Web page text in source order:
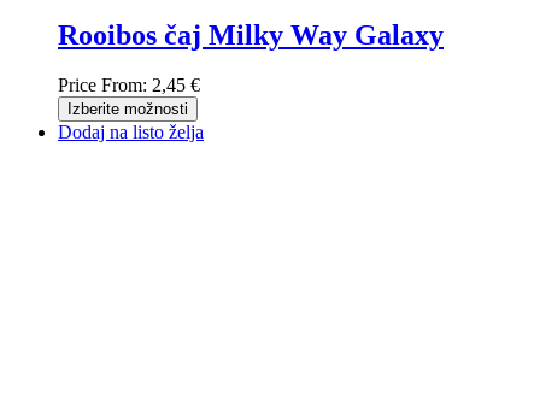
Rooibos čaj Milky Way Galaxy
Price From: 2,45 €
Izberite možnosti
Dodaj na listo želja